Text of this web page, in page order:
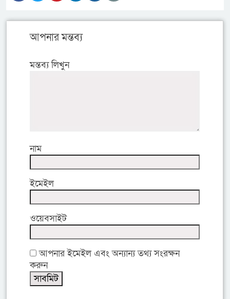
আপনার মন্তব্য
মন্তব্য লিখুন
নাম
ইমেইল
ওয়েবসাইট
আপনার ইমেইল এবং অন্যান্য তথ্য সংরক্ষন
করুন